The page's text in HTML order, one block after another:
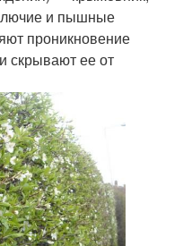
и пышные
проникновение
скрывают ее от